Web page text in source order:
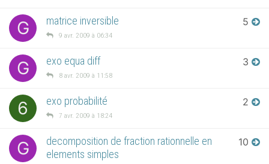
G matrice inversible
9 avr. 2009 à 06:34
5
G exo equa diff
8 avr. 2009 à 11:58
3
6 exo probabilité
7 avr. 2009 à 18:24
2
G
decomposition de fraction rationnelle en
elements simples
10